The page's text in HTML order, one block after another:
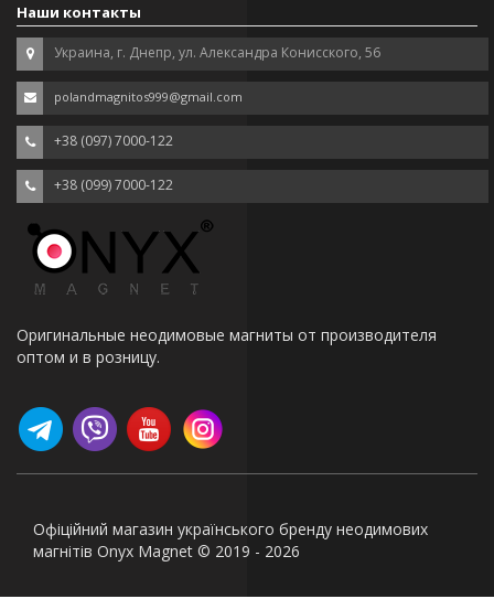
Наши контакты
Украина, г. Днепр, ул. Александра Конисского, 56
polandmagnitos999@gmail.com
+38 (097) 7000-122
+38 (099) 7000-122
Оригинальные неодимовые магниты от производителя
оптом и в розницу.
Офіційний магазин українського бренду неодимових
магнітів Onyx Magnet © 2019 - 2026